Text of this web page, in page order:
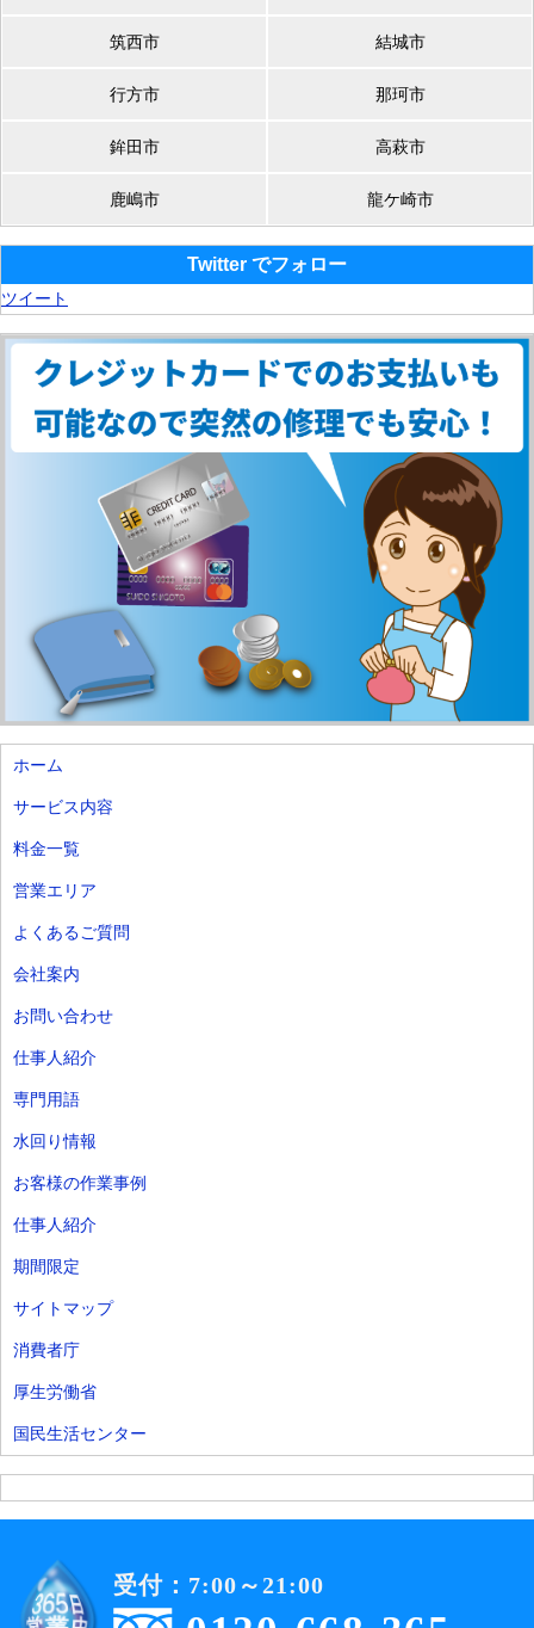
筑西市 結城市
行方市 那珂市
鉾田市 高萩市
鹿嶋市 龍ケ崎市
Twitter でフォロー
ツイート
ホーム
サービス内容
料金一覧
営業エリア
よくあるご質問
会社案内
お問い合わせ
仕事人紹介
専門用語
水回り情報
お客様の作業事例
仕事人紹介
期間限定
サイトマップ
消費者庁
厚生労働省
国民生活センター
受付：7:00～21:00